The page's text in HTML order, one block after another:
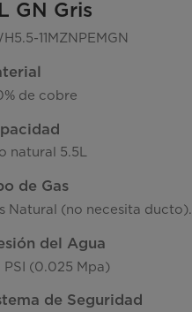
GN Gris
11MZNPEMGN
de cobre
natural 5.5L
de Gas
Natural (no necesita ducto).
del Agua
PSI (0.025 Mpa)
de Seguridad